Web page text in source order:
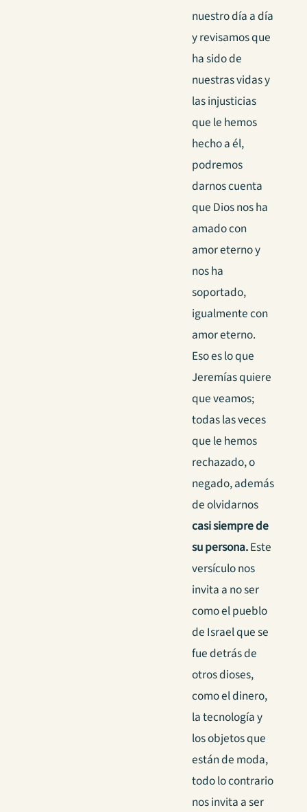
nuestro día a día
y revisamos que
ha sido de
nuestras vidas y
las injusticias
que le hemos
hecho a él,
podremos
darnos cuenta
que Dios nos ha
amado con
amor eterno y
nos ha
soportado,
igualmente con
amor eterno.
Eso es lo que
Jeremías quiere
que veamos;
todas las veces
que le hemos
rechazado, o
negado, además
de olvidarnos
casi siempre de
su persona.Este
versículo nos
invita a no ser
como el pueblo
de Israel que se
fue detrás de
otros dioses,
como el dinero,
la tecnología y
los objetos que
están de moda,
todo lo contrario
nos invita a ser